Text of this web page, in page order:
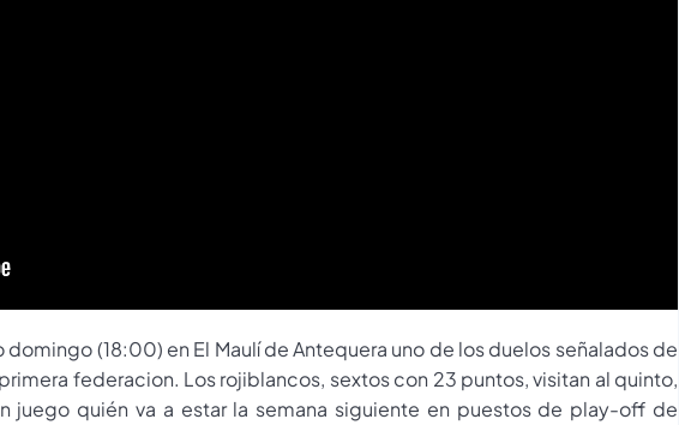
domingo (18:00) en El Maulí de Antequera uno de los duelos señalados de
federacion. Los rojiblancos, sextos con 23 puntos, visitan al quinto,
juego quién va a estar la semana siguiente en puestos de play-off de